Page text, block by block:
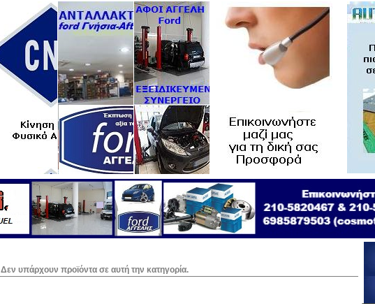
Δεν υπάρχουν προϊόντα σε αυτή την κατηγορία.